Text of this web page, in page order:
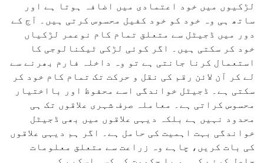
لڑکیوں میں خود اعتمادی میں اضافہ ہوتا ہے اور
ساتھ ہی وہ خود کو خود کفیل محسوس کرتی ہیں۔ آج کے
دور میں ڈجیٹل سے متعلق تمام کام نوعمر لڑکیاں
خود کر سکتی ہیں۔ اگر کوئی لڑکی ٹیکنالوجی کا
استعمال کرنا جانتی ہے تو وہ داخلہ فارم بھرنے سے
لے کر آن لائن رقم کی نقل و حرکت تک تمام کام خود کر
سکتی ہے۔ ڈجیٹل خواندگی اسے محفوظ اور بااختیار
محسوس کراتی ہے۔ معاملہ صرف شہری علاقوں تک ہی
محدود نہیں ہے بلکہ دیہی علاقوں میں بھی ڈجیٹل
خواندگی بہت اہمیت کی حامل ہے۔ اگر ہم دیہی علاقوں
کی بات کریں، چاہے وہ زراعت سے متعلق معلومات
حاصل کرنے کی ہو یا حکومت کی کسی اسکیم کی